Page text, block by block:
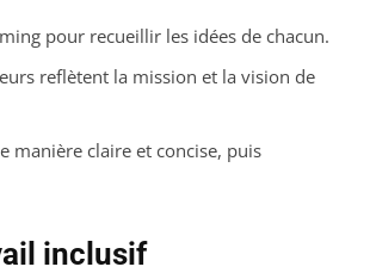
pour recueillir les idées de chacun.
reflètent la mission et la vision de
manière claire et concise, puis
inclusif